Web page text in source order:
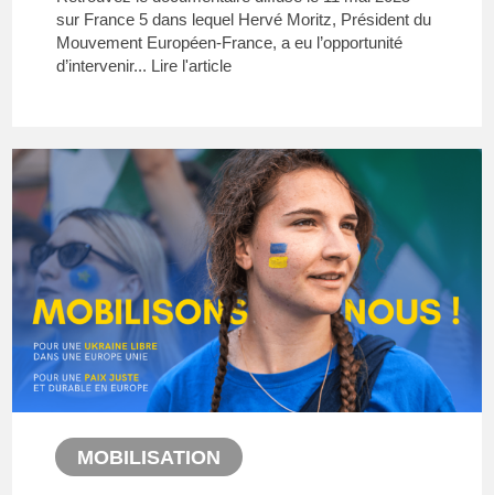
sur France 5 dans lequel Hervé Moritz, Président du
Mouvement Européen-France, a eu l’opportunité
d’intervenir... Lire l'article
MOBILISATION